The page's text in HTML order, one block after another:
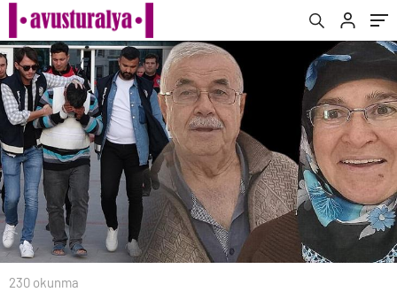
230 okunma